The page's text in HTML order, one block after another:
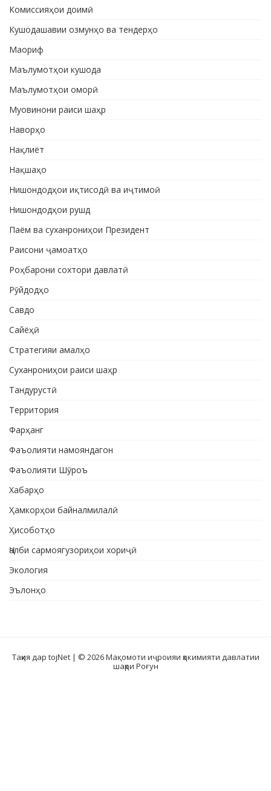
Комиссияҳои доимӣ
Кушодашавии озмунҳо ва тендерҳо
Маориф
Маълумотҳои кушода
Маълумотҳои оморӣ
Муовинони раиси шаҳр
Наворҳо
Нақлиёт
Нақшаҳо
Нишондодҳои иқтисодӣ ва иҷтимоӣ
Нишондодҳои рушд
Паём ва суханрониҳои Президент
Раисони ҷамоатҳо
Роҳбарони сохтори давлатӣ
Рӯйдодҳо
Савдо
Сайёҳӣ
Стратегияи амалҳо
Суханрониҳои раиси шаҳр
Тандурустӣ
Территория
Фарҳанг
Фаъолияти намояндагон
Фаъолияти Шӯроъ
Хабарҳо
Ҳамкорҳои байналмилалӣ
Ҳисоботҳо
Ҷалби сармоягузориҳои хориҷӣ
Экология
Эълонҳо
Таҳия дар tojNet | © 2026 Мақомоти иҷроияи ҳокимияти давлатии
шаҳри Роғун